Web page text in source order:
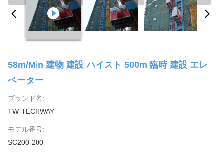
58m/Min 建物 建設 ハイスト 500m 臨時 建設 エレ
ベーター
ブランド名:
TW-TECHWAY
モデル番号:
SC200-200